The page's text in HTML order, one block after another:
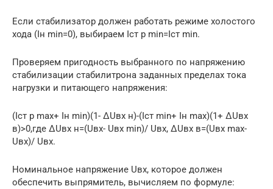
Если стабилизатор должен работать режиме холостого
хода (Iн min=0), выбираем Iст р min=Iст min.
Проверяем пригодность выбранного по напряжению
стабилизации стабилитрона заданных пределах тока
нагрузки и питающего напряжения:
(Iст р max+ Iн min)(1- ΔUвх н)-(Iст min+ Iн max)(1+ ΔUвх
в)>0,где ΔUвх н=(Uвх- Uвх min)/ Uвх, ΔUвх в=(Uвх max-
Uвх)/ Uвх.
Номинальное напряжение Uвх, которое должен
обеспечить выпрямитель, вычисляем по формуле: